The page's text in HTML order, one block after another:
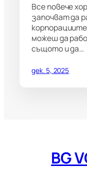
Все повече
започват да
можеш да
същото и да…
дек. 5, 2025
BG